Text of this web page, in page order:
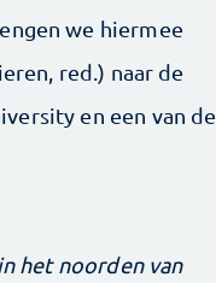
we hiermee
red.) naar de
en een van de
het noorden van